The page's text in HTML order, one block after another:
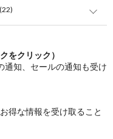
をクリック）
通知、セールの通知も受け
得な情報を受け取ること